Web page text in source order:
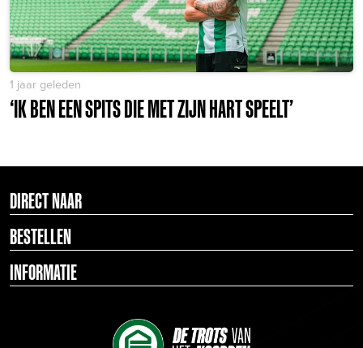
1 jaar geleden
‘IK BEN EEN SPITS DIE MET ZIJN HART SPEELT’
DIRECT NAAR
BESTELLEN
INFORMATIE